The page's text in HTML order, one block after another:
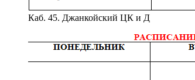
Каб. 45. Джанкойский ЦК и Д